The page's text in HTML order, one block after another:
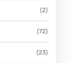
(2)
(72)
(23)